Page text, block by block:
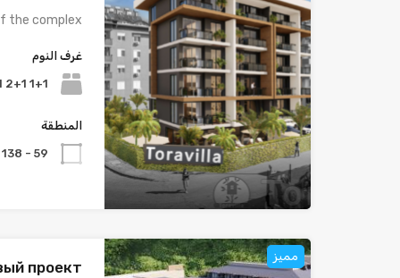
complex: …
غرف النوم
1+1 2+1 3+1
المنطقة
59 - 138
مميز
проект